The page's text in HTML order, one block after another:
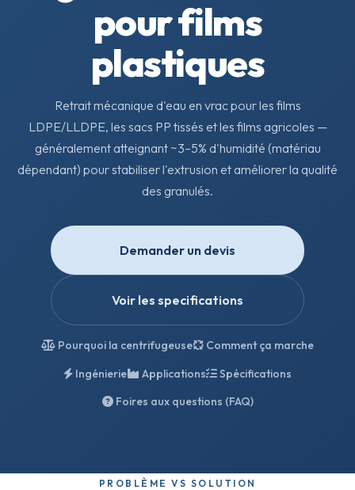
pour films
plastiques
Retrait mécanique d'eau en vrac pour les films
LDPE/LLDPE, les sacs PP tissés et les films agricoles —
généralement atteignant ~3–5% d'humidité (matériau
dépendant) pour stabiliser l'extrusion et améliorer la qualité
des granulés.
Demander un devis
Voir les specifications
Pourquoi la centrifugeuse
Comment ça marche
Ingénierie
Applications
Spécifications
Foires aux questions (FAQ)
PROBLÈME VS SOLUTION